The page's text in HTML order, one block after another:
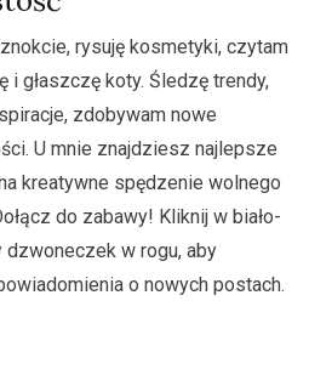
rysuję kosmetyki, czytam
i głaszczę koty. Śledzę trendy,
zdobywam nowe
U mnie znajdziesz najlepsze
kreatywne spędzenie wolnego
do zabawy! Kliknij w biało-
dzwoneczek w rogu, aby
o nowych postach.